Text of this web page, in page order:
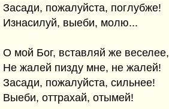
Засади, пожалуйста, поглубже!
Изнасилуй, выеби, молю...
О мой Бог, вставляй же веселее,
Не жалей пизду мне, не жалей!
Засади, пожалуйста, сильнее!
Выеби, оттрахай, отымей!